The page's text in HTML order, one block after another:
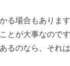
る場合もありま
とが大事なのです
るのなら、それ